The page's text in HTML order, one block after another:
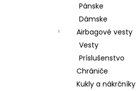
Pánske
Dámske
Airbagové vesty
Vesty
Príslušenstvo
Chrániče
Kukly a nákrčníky